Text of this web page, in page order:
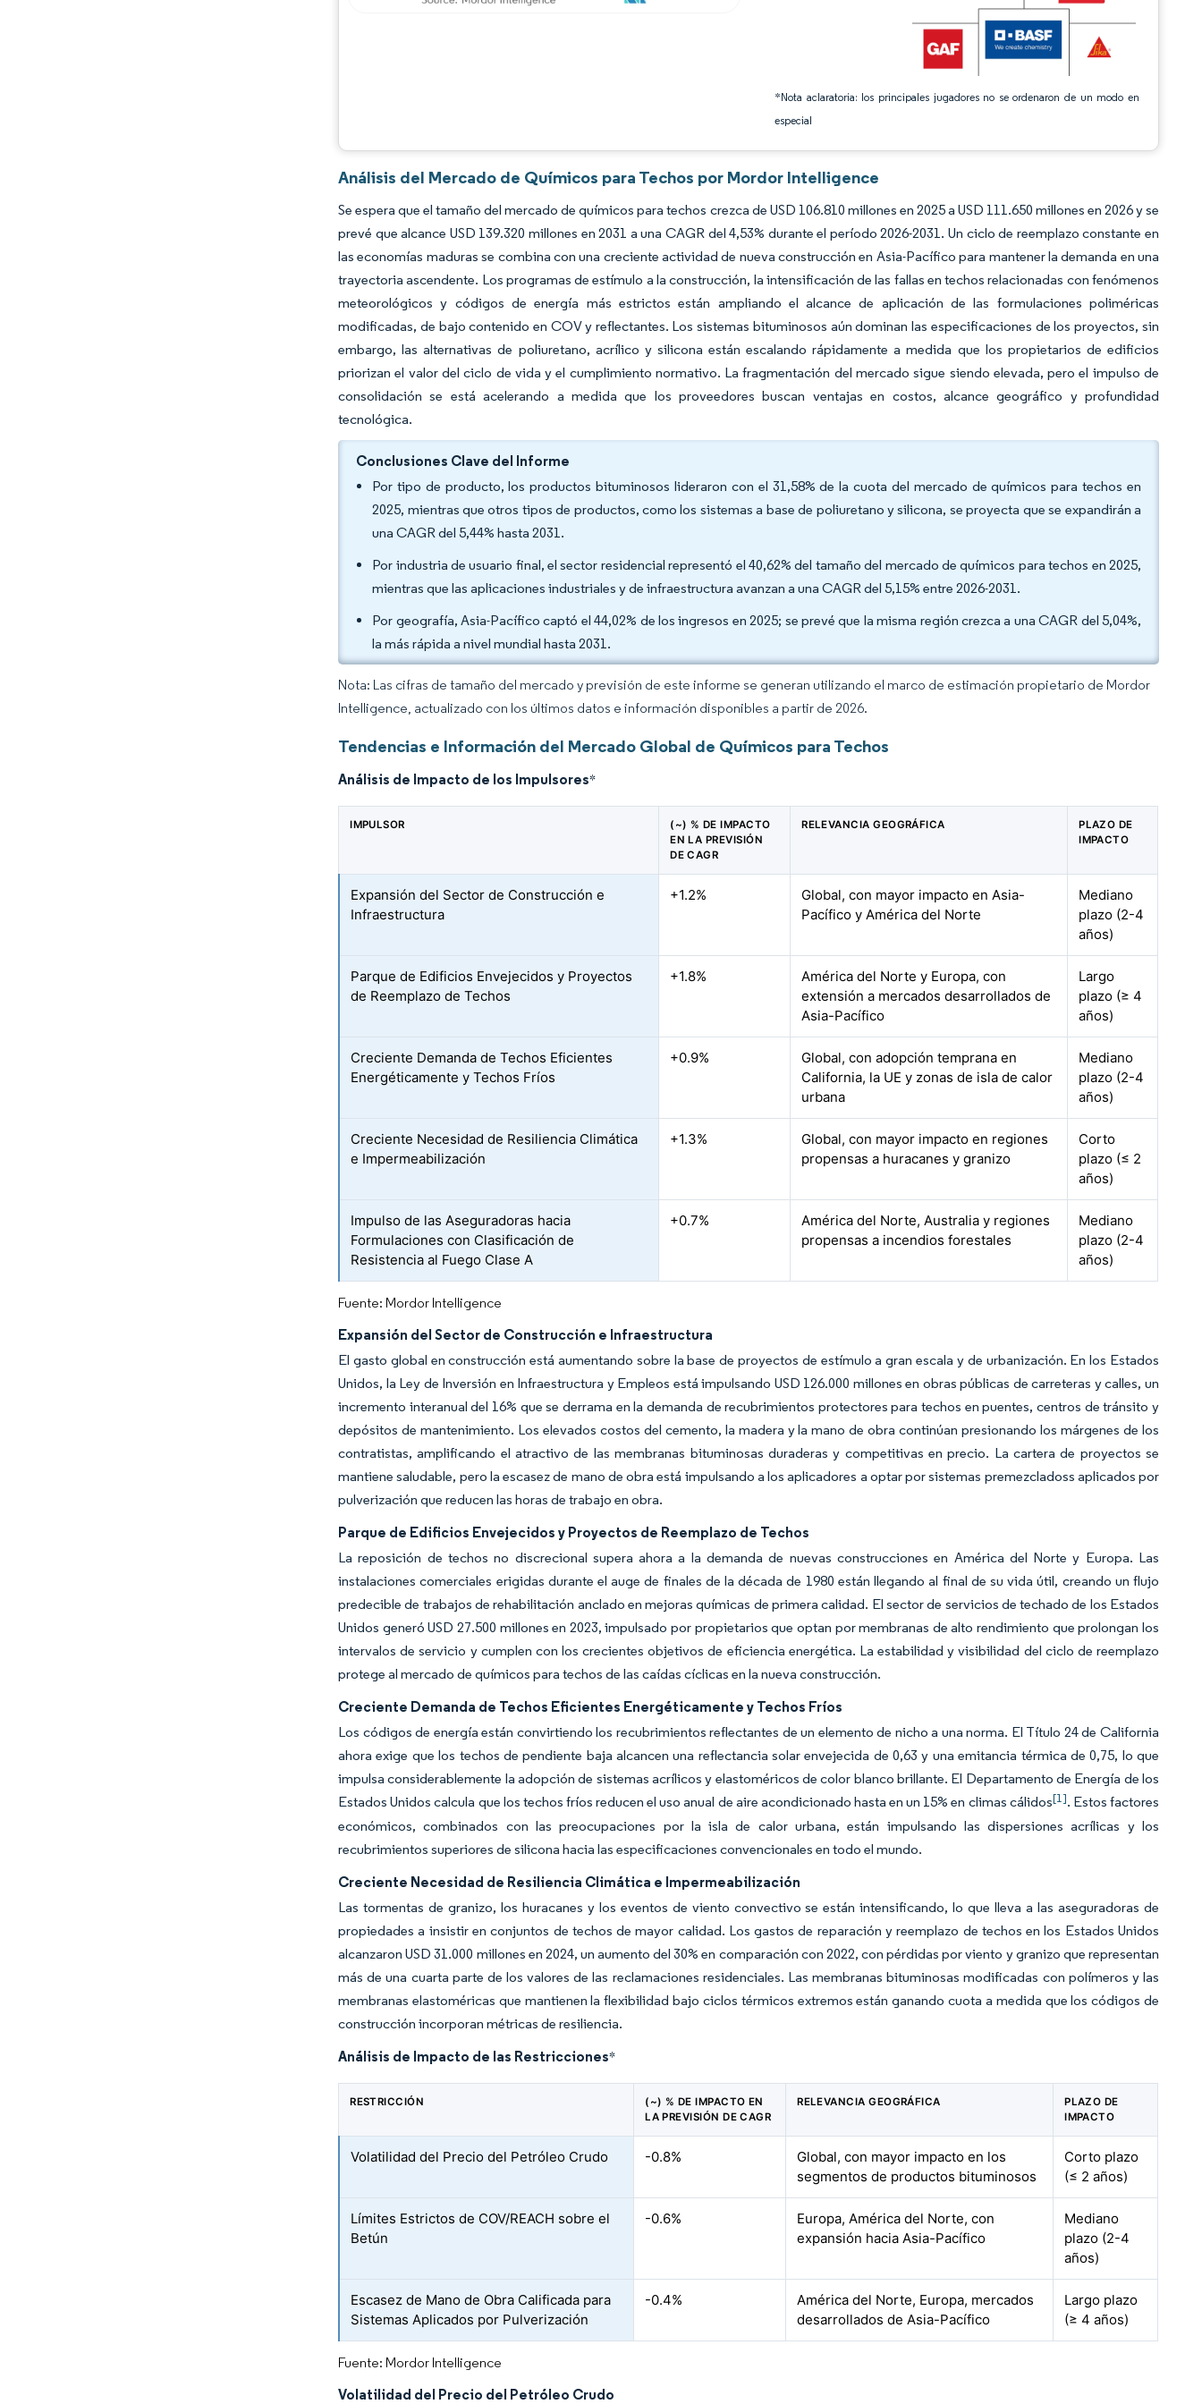
*Nota aclaratoria: los principales jugadores no se ordenaron de un modo en
especial
Análisis del Mercado de Químicos para Techos por Mordor Intelligence
Se espera que el tamaño del mercado de químicos para techos crezca de USD 106.810 millones en 2025 a USD 111.650 millones en 2026 y se
prevé que alcance USD 139.320 millones en 2031 a una CAGR del 4,53% durante el período 2026-2031. Un ciclo de reemplazo constante en
las economías maduras se combina con una creciente actividad de nueva construcción en Asia-Pacífico para mantener la demanda en una
trayectoria ascendente. Los programas de estímulo a la construcción, la intensificación de las fallas en techos relacionadas con fenómenos
meteorológicos y códigos de energía más estrictos están ampliando el alcance de aplicación de las formulaciones poliméricas
modificadas, de bajo contenido en COV y reflectantes. Los sistemas bituminosos aún dominan las especificaciones de los proyectos, sin
embargo, las alternativas de poliuretano, acrílico y silicona están escalando rápidamente a medida que los propietarios de edificios
priorizan el valor del ciclo de vida y el cumplimiento normativo. La fragmentación del mercado sigue siendo elevada, pero el impulso de
consolidación se está acelerando a medida que los proveedores buscan ventajas en costos, alcance geográfico y profundidad
tecnológica.
Conclusiones Clave del Informe
Por tipo de producto, los productos bituminosos lideraron con el 31,58% de la cuota del mercado de químicos para techos en
2025, mientras que otros tipos de productos, como los sistemas a base de poliuretano y silicona, se proyecta que se expandirán a
una CAGR del 5,44% hasta 2031.
Por industria de usuario final, el sector residencial representó el 40,62% del tamaño del mercado de químicos para techos en 2025,
mientras que las aplicaciones industriales y de infraestructura avanzan a una CAGR del 5,15% entre 2026-2031.
Por geografía, Asia-Pacífico captó el 44,02% de los ingresos en 2025; se prevé que la misma región crezca a una CAGR del 5,04%,
la más rápida a nivel mundial hasta 2031.
Nota: Las cifras de tamaño del mercado y previsión de este informe se generan utilizando el marco de estimación propietario de Mordor
Intelligence, actualizado con los últimos datos e información disponibles a partir de 2026.
Tendencias e Información del Mercado Global de Químicos para Techos
Análisis de Impacto de los Impulsores*
IMPULSOR
(~) % DE IMPACTO
EN LA PREVISIÓN
DE CAGR
RELEVANCIA GEOGRÁFICA
PLAZO DE
IMPACTO
Expansión del Sector de Construcción e
Infraestructura
+1.2%
Global, con mayor impacto en Asia-
Pacífico y América del Norte
Mediano
plazo (2-4
años)
Parque de Edificios Envejecidos y Proyectos
de Reemplazo de Techos
+1.8%
América del Norte y Europa, con
extensión a mercados desarrollados de
Asia-Pacífico
Largo
plazo (≥ 4
años)
Creciente Demanda de Techos Eficientes
Energéticamente y Techos Fríos
+0.9%
Global, con adopción temprana en
California, la UE y zonas de isla de calor
urbana
Mediano
plazo (2-4
años)
Creciente Necesidad de Resiliencia Climática
e Impermeabilización
+1.3%
Global, con mayor impacto en regiones
propensas a huracanes y granizo
Corto
plazo (≤ 2
años)
Impulso de las Aseguradoras hacia
Formulaciones con Clasificación de
Resistencia al Fuego Clase A
+0.7%
América del Norte, Australia y regiones
propensas a incendios forestales
Mediano
plazo (2-4
años)
Fuente: Mordor Intelligence
Expansión del Sector de Construcción e Infraestructura
El gasto global en construcción está aumentando sobre la base de proyectos de estímulo a gran escala y de urbanización. En los Estados
Unidos, la Ley de Inversión en Infraestructura y Empleos está impulsando USD 126.000 millones en obras públicas de carreteras y calles, un
incremento interanual del 16% que se derrama en la demanda de recubrimientos protectores para techos en puentes, centros de tránsito y
depósitos de mantenimiento. Los elevados costos del cemento, la madera y la mano de obra continúan presionando los márgenes de los
contratistas, amplificando el atractivo de las membranas bituminosas duraderas y competitivas en precio. La cartera de proyectos se
mantiene saludable, pero la escasez de mano de obra está impulsando a los aplicadores a optar por sistemas premezcladoss aplicados por
pulverización que reducen las horas de trabajo en obra.
Parque de Edificios Envejecidos y Proyectos de Reemplazo de Techos
La reposición de techos no discrecional supera ahora a la demanda de nuevas construcciones en América del Norte y Europa. Las
instalaciones comerciales erigidas durante el auge de finales de la década de 1980 están llegando al final de su vida útil, creando un flujo
predecible de trabajos de rehabilitación anclado en mejoras químicas de primera calidad. El sector de servicios de techado de los Estados
Unidos generó USD 27.500 millones en 2023, impulsado por propietarios que optan por membranas de alto rendimiento que prolongan los
intervalos de servicio y cumplen con los crecientes objetivos de eficiencia energética. La estabilidad y visibilidad del ciclo de reemplazo
protege al mercado de químicos para techos de las caídas cíclicas en la nueva construcción.
Creciente Demanda de Techos Eficientes Energéticamente y Techos Fríos
Los códigos de energía están convirtiendo los recubrimientos reflectantes de un elemento de nicho a una norma. El Título 24 de California
ahora exige que los techos de pendiente baja alcancen una reflectancia solar envejecida de 0,63 y una emitancia térmica de 0,75, lo que
impulsa considerablemente la adopción de sistemas acrílicos y elastoméricos de color blanco brillante. El Departamento de Energía de los
Estados Unidos calcula que los techos fríos reducen el uso anual de aire acondicionado hasta en un 15% en climas cálidos[1]. Estos factores
económicos, combinados con las preocupaciones por la isla de calor urbana, están impulsando las dispersiones acrílicas y los
recubrimientos superiores de silicona hacia las especificaciones convencionales en todo el mundo.
Creciente Necesidad de Resiliencia Climática e Impermeabilización
Las tormentas de granizo, los huracanes y los eventos de viento convectivo se están intensificando, lo que lleva a las aseguradoras de
propiedades a insistir en conjuntos de techos de mayor calidad. Los gastos de reparación y reemplazo de techos en los Estados Unidos
alcanzaron USD 31.000 millones en 2024, un aumento del 30% en comparación con 2022, con pérdidas por viento y granizo que representan
más de una cuarta parte de los valores de las reclamaciones residenciales. Las membranas bituminosas modificadas con polímeros y las
membranas elastoméricas que mantienen la flexibilidad bajo ciclos térmicos extremos están ganando cuota a medida que los códigos de
construcción incorporan métricas de resiliencia.
Análisis de Impacto de las Restricciones*
RESTRICCIÓN
(~) % DE IMPACTO EN
LA PREVISIÓN DE CAGR
RELEVANCIA GEOGRÁFICA
PLAZO DE
IMPACTO
Volatilidad del Precio del Petróleo Crudo -0.8%
Global, con mayor impacto en los
segmentos de productos bituminosos
Corto plazo
(≤ 2 años)
Límites Estrictos de COV/REACH sobre el
Betún
-0.6%
Europa, América del Norte, con
expansión hacia Asia-Pacífico
Mediano
plazo (2-4
años)
Escasez de Mano de Obra Calificada para
Sistemas Aplicados por Pulverización
-0.4%
América del Norte, Europa, mercados
desarrollados de Asia-Pacífico
Largo plazo
(≥ 4 años)
Fuente: Mordor Intelligence
Volatilidad del Precio del Petróleo Crudo